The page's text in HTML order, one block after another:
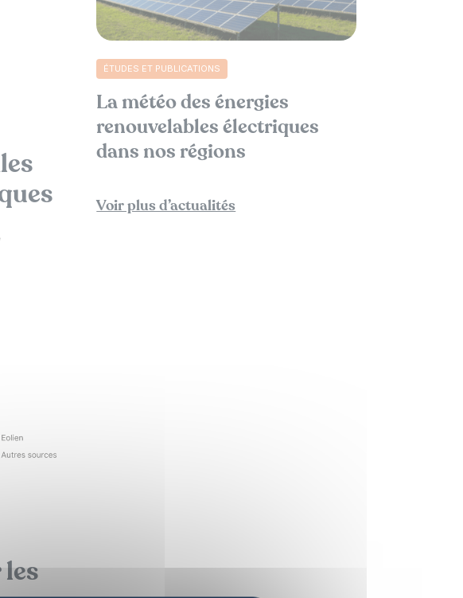
ÉTUDES ET PUBLICATIONS
La météo des énergies
renouvelables électriques
dans nos régions
Voir plus d’actualités